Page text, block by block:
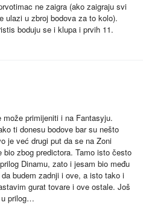
ne zaigra (ako zaigraju svi
ulazi u zbroj bodova za to kolo).
boduju se i klupa i prvih 11.
primijeniti i na Fantasyju.
ti donesu bodove bar su nešto
je već drugi put da se na Zoni
bio zbog predictora. Tamo isto često
Dinamu, zato i jesam bio među
budem zadnji i ove, a isto tako i
gurat tovare i ove ostale. Još
u prilog…